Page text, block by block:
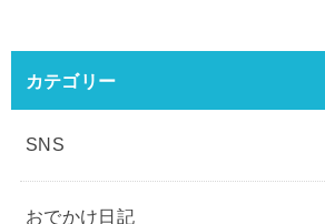
カテゴリー
SNS
おでかけ日記